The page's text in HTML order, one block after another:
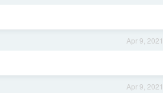
Apr 9, 2021
Apr 9, 2021